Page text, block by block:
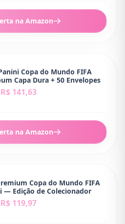
na Amazon
Copa do Mundo FIFA
Capa Dura + 50 Envelopes
141,63
na Amazon
Copa do Mundo FIFA
— Edição de Colecionador
119,97